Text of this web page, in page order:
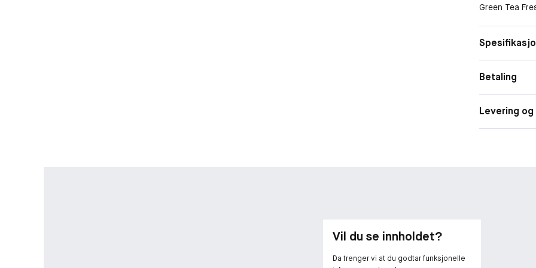
Green Tea
utviklet for
balanse og
absorbert.
Betaling
Levering
Vil du se innholdet?
Da trenger vi at du godtar funksjonelle